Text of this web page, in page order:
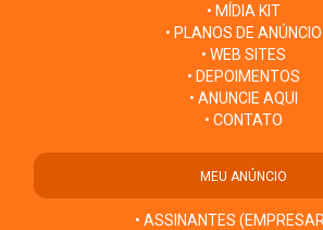
• MÍDIA KIT
• PLANOS DE ANÚNCIO
• WEB SITES
• DEPOIMENTOS
• ANUNCIE AQUI
• CONTATO
MEU ANÚNCIO
• ASSINANTES